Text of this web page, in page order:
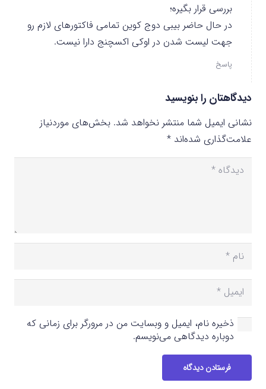
بررسی قرار بگیره؛
در حال حاضر بیبی دوج کوین تمامی فاکتورهای لازم رو
جهت لیست شدن در اوکی اکسچنج دارا نیست.
پاسخ
دیدگاهتان را بنویسید
نشانی ایمیل شما منتشر نخواهد شد. بخش‌های موردنیاز
علامت‌گذاری شده‌اند *
ذخیره نام، ایمیل و وبسایت من در مرورگر برای زمانی که
دوباره دیدگاهی می‌نویسم.
فرستادن دیدگاه